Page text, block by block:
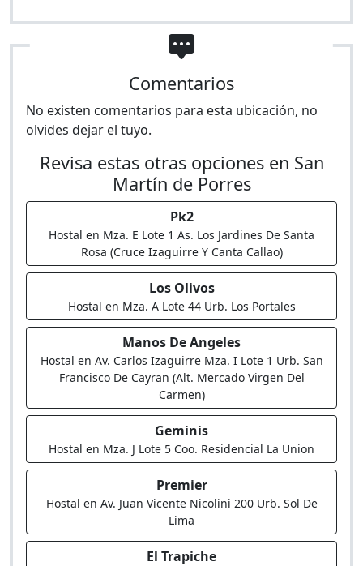
Comentarios
No existen comentarios para esta ubicación, no
olvides dejar el tuyo.
Revisa estas otras opciones en San
Martín de Porres
Pk2
Hostal en Mza. E Lote 1 As. Los Jardines De Santa
Rosa (Cruce Izaguirre Y Canta Callao)
Los Olivos
Hostal en Mza. A Lote 44 Urb. Los Portales
Manos De Angeles
Hostal en Av. Carlos Izaguirre Mza. I Lote 1 Urb. San
Francisco De Cayran (Alt. Mercado Virgen Del
Carmen)
Geminis
Hostal en Mza. J Lote 5 Coo. Residencial La Union
Premier
Hostal en Av. Juan Vicente Nicolini 200 Urb. Sol De
Lima
El Trapiche